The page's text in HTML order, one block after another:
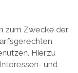
zum Zwecke der
Hierzu
und